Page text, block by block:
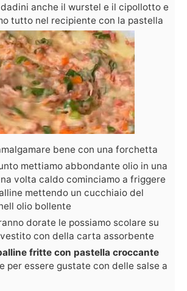
anche il wurstel e il cipollotto e
tutto nel recipiente con la pastella
bene con una forchetta
mettiamo abbondante olio in una
volta caldo cominciamo a friggere
mettendo un cucchiaio del
olio bollente
dorate le possiamo scolare su
con della carta assorbente
fritte con pastella croccante
per essere gustate con delle salse a